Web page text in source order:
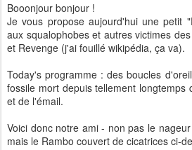
Booonjour bonjour !
Je vous propose aujourd'hui une petit
aux squalophobes et autres victimes
et Revenge (j'ai fouillé wikipédia, ça va).
Today's programme : des boucles
fossile mort depuis tellement
et de l'émail.
Voici donc notre ami - non pas le
mais le Rambo couvert de cicatrices ci-